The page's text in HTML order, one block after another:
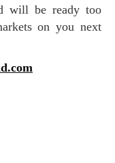
on you next